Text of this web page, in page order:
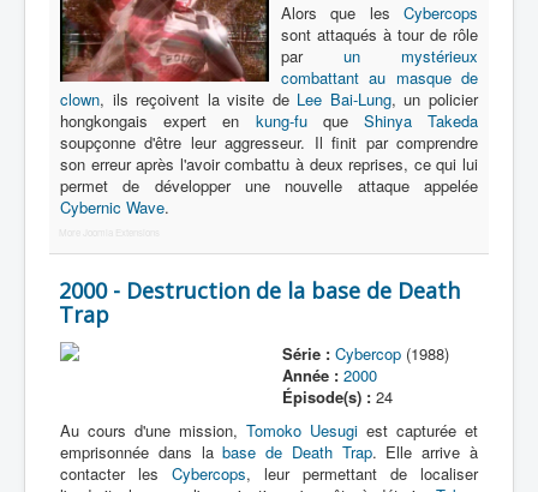
Alors que les Cybercops
sont attaqués à tour de rôle
par un mystérieux
combattant au masque de
clown, ils reçoivent la visite de Lee Bai-Lung, un policier
hongkongais expert en kung-fuque Shinya Takeda
soupçonne d'être leur aggresseur. Il finit par comprendre
son erreur après l'avoir combattu à deux reprises, ce qui lui
permet de développer une nouvelle attaque appelée
Cybernic Wave.
More Joomla Extensions
2000 - Destruction de la base de Death
Trap
Série : Cybercop (1988)
Année : 2000
Épisode(s) : 24
Au cours d'une mission, Tomoko Uesugi est capturée et
emprisonnée dans labase de Death Trap. Elle arrive à
contacter les Cybercops, leur permettant de localiser